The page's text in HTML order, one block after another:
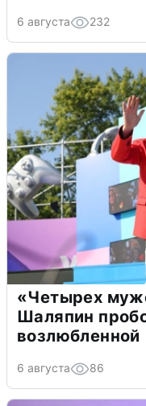
6 августа 232
«Четырех
Шаляпин
возлюбленной
6 августа 86